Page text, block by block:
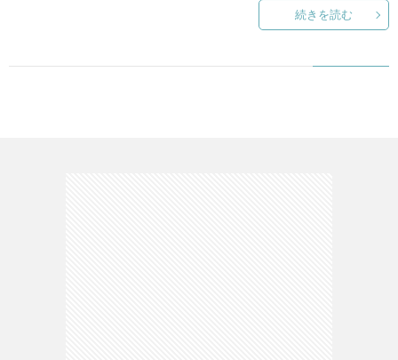
続きを読む